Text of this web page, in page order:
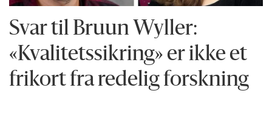
Svar til Bruun Wyller:
«Kvalitetssikring» er ikke et
frikort fra redelig forskning